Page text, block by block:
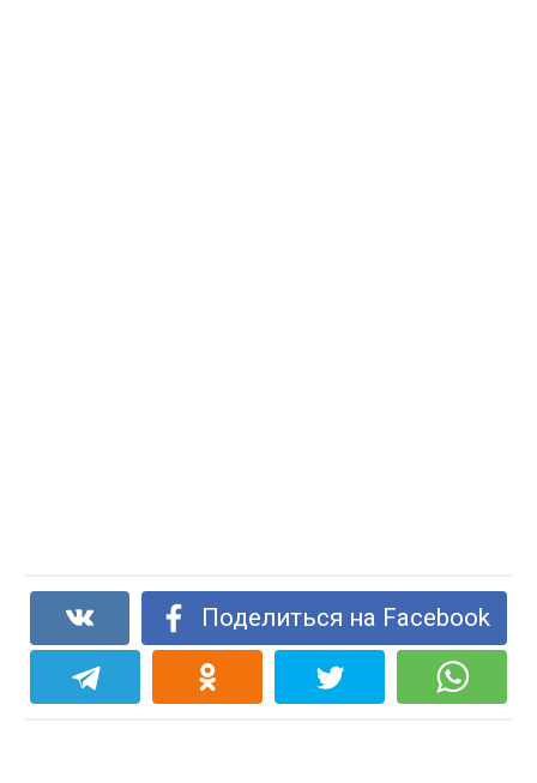
Поделиться на Facebook